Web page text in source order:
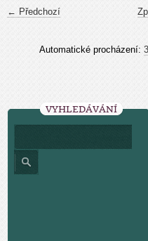
← Předchozí
Automatické procházení: 3
VYHLEDÁVÁNÍ